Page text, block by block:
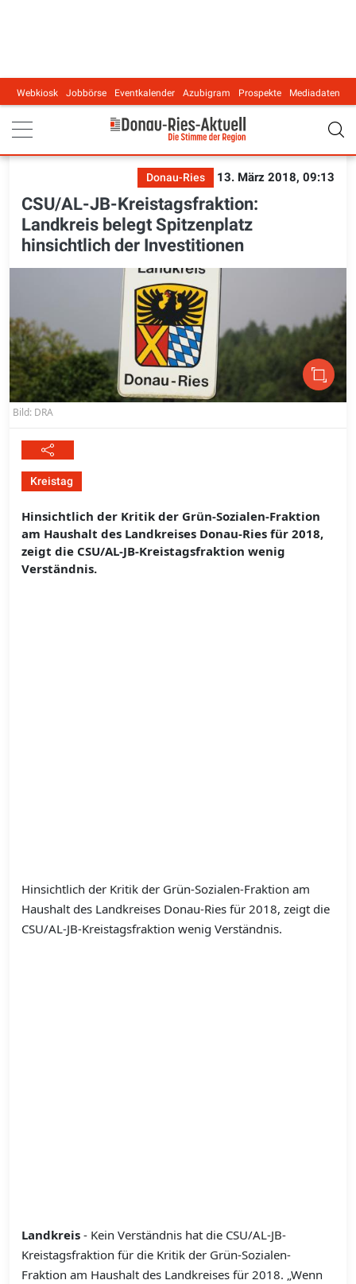
Main navigation
Webkiosk Jobbörse Eventkalender Azubigram Prospekte Mediadaten
Donau-Ries 13. März 2018, 09:13
CSU/AL-JB-Kreistagsfraktion:
Landkreis belegt Spitzenplatz
hinsichtlich der Investitionen
Bild: DRA
Kreistag
Hinsichtlich der Kritik der Grün-Sozialen-Fraktion
am Haushalt des Landkreises Donau-Ries für 2018,
zeigt die CSU/AL-JB-Kreistagsfraktion wenig
Verständnis.
Hinsichtlich der Kritik der Grün-Sozialen-Fraktion am
Haushalt des Landkreises Donau-Ries für 2018, zeigt die
CSU/AL-JB-Kreistagsfraktion wenig Verständnis.
Landkreis - Kein Verständnis hat die CSU/AL-JB-
Kreistagsfraktion für die Kritik der Grün-Sozialen-
Fraktion am Haushalt des Landkreises für 2018. „Wenn